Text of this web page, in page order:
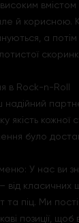
й корисною.
а
в Rock-n-Roll
якість
було
меню: У нас ви
від класичних
та піц. Ми
позиції,